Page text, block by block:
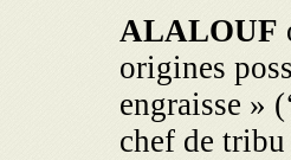
ALALOUF
origines
engraisse »
chef de